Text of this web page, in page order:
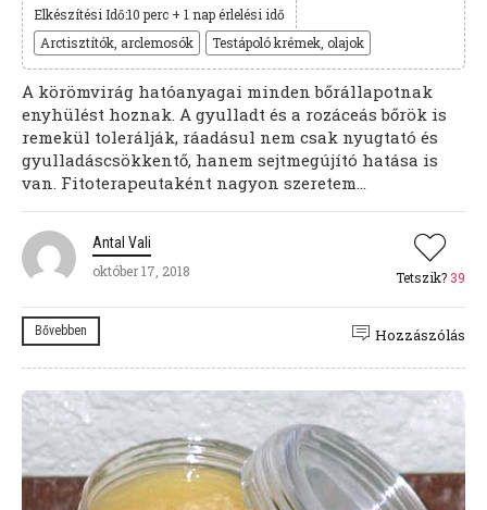
Elkészítési Idő:10 perc + 1 nap érlelési idő
Arctisztítók, arclemosók
Testápoló krémek, olajok
A körömvirág hatóanyagai minden bőrállapotnak
enyhülést hoznak. A gyulladt és a rozáceás bőrök is
remekül tolerálják, ráadásul nem csak nyugtató és
gyulladáscsökkentő, hanem sejtmegújító hatása is
van. Fitoterapeutaként nagyon szeretem...
Antal Vali
október 17, 2018
Tetszik? 39
Bővebben Hozzászólás